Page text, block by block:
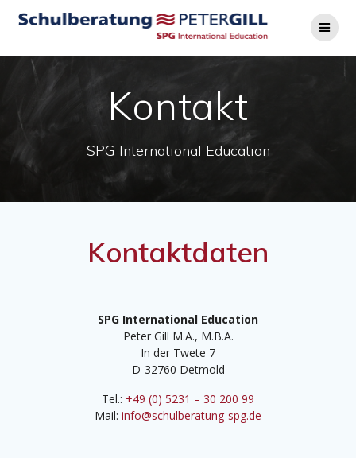
Kontakt
SPG International Education
Kontaktdaten
SPG International Education
Peter Gill M.A., M.B.A.
In der Twete 7
D-32760 Detmold
Tel.: +49 (0) 5231 – 30 200 99
Mail: info@schulberatung-spg.de